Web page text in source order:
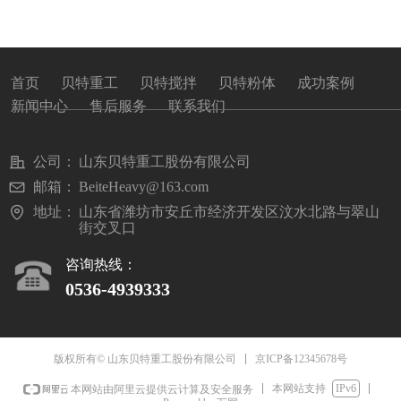
首页 贝特重工 贝特搅拌 贝特粉体
成功案例
新闻中心
售后服务 联系我们
咨询热线：
0536-4939333
公司：
山东贝特重工股份有限公司
邮箱： BeiteHeavy@163.com
地址：
山东省潍坊市安丘市经济开发区汶水北路与翠山
街交叉口
版权所有© 山东贝特重工股份有限公司 京ICP备12345678号
本网站由阿里云提供云计算及安全服务 本网站支持
IPv6